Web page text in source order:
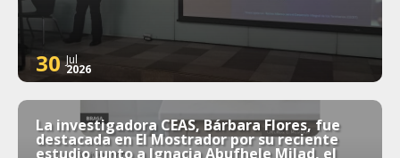
30 Jul
2026
La investigadora CEAS, Bárbara Flores, fue
destacada en El Mostrador por su reciente
estudio junto a Ignacia Abufhele Milad, el